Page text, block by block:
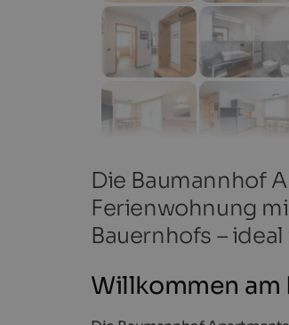
Die Baumannhof
Ferienwohnung
Bauernhofs –
Willkommen am